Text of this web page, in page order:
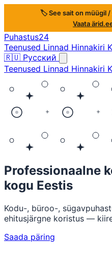
🏷️ See sait on müügil /
Vaata
Puhastus24
Teenused Linnad Hinnakiri
🇷🇺 Русский
Teenused Linnad Hinnakiri
Professionaalne
kogu Eestis
Kodu-, büroo-,
ehitusjärgne koristus —
Saada päring